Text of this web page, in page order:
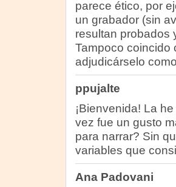
parece ético, por
un grabador (sin
resultan probados
Tampoco coincido
adjudicárselo
ppujalte
¡Bienvenida! La
vez fue un gusto
para narrar? Sin
variables que
Ana Padovani